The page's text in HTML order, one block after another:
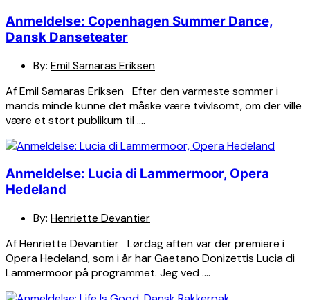
Anmeldelse: Copenhagen Summer Dance,
Dansk Danseteater
By: Emil Samaras Eriksen
Af Emil Samaras Eriksen Efter den varmeste sommer i
mands minde kunne det måske være tvivlsomt, om der ville
være et stort publikum til ….
Anmeldelse: Lucia di Lammermoor, Opera
Hedeland
By: Henriette Devantier
Af Henriette Devantier Lørdag aften var der premiere i
Opera Hedeland, som i år har Gaetano Donizettis Lucia di
Lammermoor på programmet. Jeg ved ….